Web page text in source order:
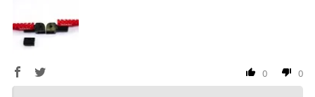
セルとなります。
※ 税込300,000円以上のお買い物の際にはご利用頂けま
0 0